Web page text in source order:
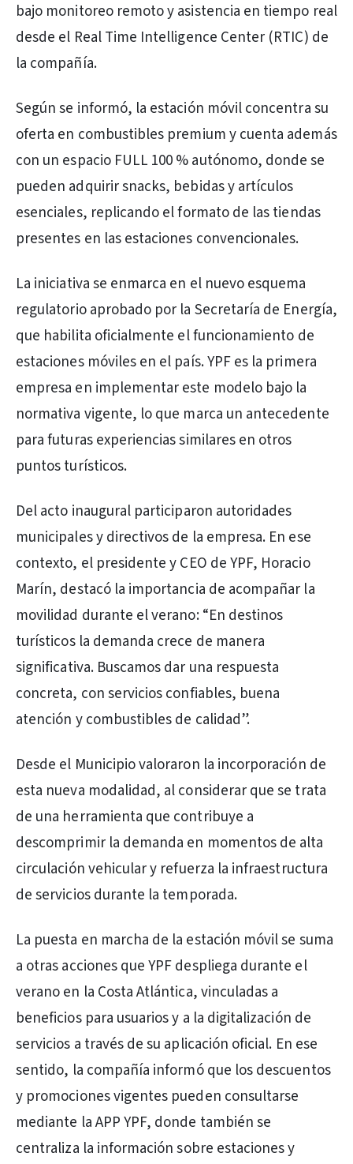
bajo monitoreo remoto y asistencia en tiempo real
desde el Real Time Intelligence Center (RTIC) de
la compañía.
Según se informó, la estación móvil concentra su
oferta en combustibles premium y cuenta además
con un espacio FULL 100 % autónomo, donde se
pueden adquirir snacks, bebidas y artículos
esenciales, replicando el formato de las tiendas
presentes en las estaciones convencionales.
La iniciativa se enmarca en el nuevo esquema
regulatorio aprobado por la Secretaría de Energía,
que habilita oficialmente el funcionamiento de
estaciones móviles en el país. YPF es la primera
empresa en implementar este modelo bajo la
normativa vigente, lo que marca un antecedente
para futuras experiencias similares en otros
puntos turísticos.
Del acto inaugural participaron autoridades
municipales y directivos de la empresa. En ese
contexto, el presidente y CEO de YPF, Horacio
Marín, destacó la importancia de acompañar la
movilidad durante el verano: “En destinos
turísticos la demanda crece de manera
significativa. Buscamos dar una respuesta
concreta, con servicios confiables, buena
atención y combustibles de calidad”.
Desde el Municipio valoraron la incorporación de
esta nueva modalidad, al considerar que se trata
de una herramienta que contribuye a
descomprimir la demanda en momentos de alta
circulación vehicular y refuerza la infraestructura
de servicios durante la temporada.
La puesta en marcha de la estación móvil se suma
a otras acciones que YPF despliega durante el
verano en la Costa Atlántica, vinculadas a
beneficios para usuarios y a la digitalización de
servicios a través de su aplicación oficial. En ese
sentido, la compañía informó que los descuentos
y promociones vigentes pueden consultarse
mediante la APP YPF, donde también se
centraliza la información sobre estaciones y